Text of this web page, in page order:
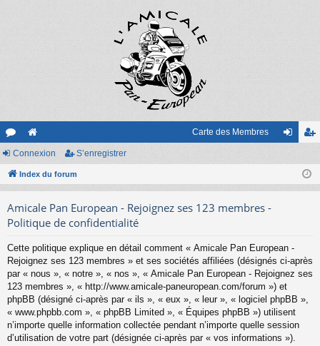
or
u
s
e
sit
Carte des Membres
nr
r
Connexion S’enregistrer
Index du forum
Amicale Pan European - Rejoignez ses 123 membres -
Politique de confidentialité
Cette politique explique en détail comment « Amicale Pan European -
Rejoignez ses 123 membres » et ses sociétés affiliées (désignés ci-après
par « nous », « notre », « nos », « Amicale Pan European - Rejoignez ses
123 membres », « http://www.amicale-paneuropean.com/forum ») et
phpBB (désigné ci-après par « ils », « eux », « leur », « logiciel phpBB »,
« www.phpbb.com », « phpBB Limited », « Équipes phpBB ») utilisent
n’importe quelle information collectée pendant n’importe quelle session
d’utilisation de votre part (désignée ci-après par « vos informations »).